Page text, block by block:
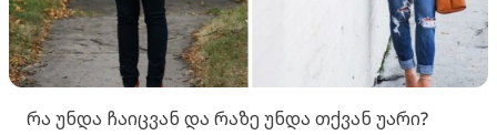
რა უნდა ჩაიცვან და რაზე უნდა თქვან უარი?